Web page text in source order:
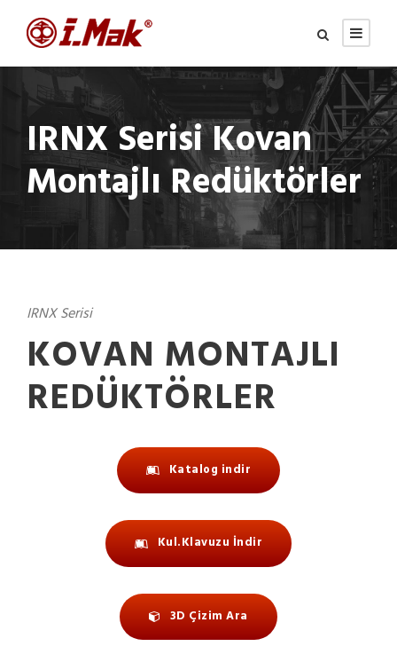
IRNX Serisi Kovan
Montajlı Redüktörler
IRNX Serisi
KOVAN MONTAJLI
REDÜKTÖRLER
Katalog indir
Kul.Klavuzu İndir
3D Çizim Ara